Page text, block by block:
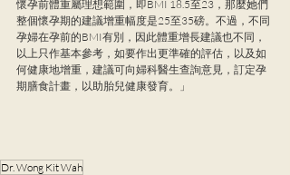
懷孕前體重屬理想範圍，即BMI 18.5至23，那麼她們
整個懷孕期的建議增重幅度是25至35磅。不過，不同
孕婦在孕前的BMI有別，因此體重增長建議也不同，
以上只作基本參考，如要作出更準確的評估，以及如
何健康地增重，建議可向婦科醫生查詢意見，訂定孕
期膳食計畫，以助胎兒健康發育。」
Dr. Wong Kit Wah